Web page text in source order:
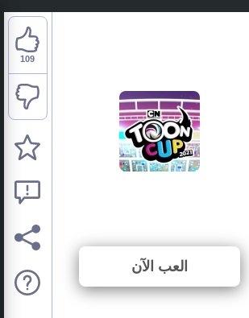
العب الآن
109